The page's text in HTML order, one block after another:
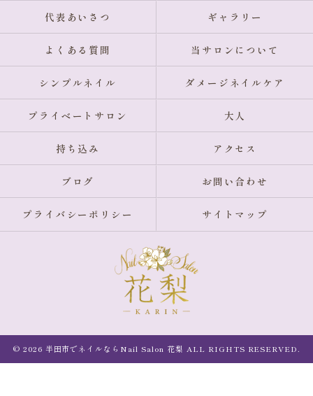
代表あいさつ ギャラリー
よくある質問 当サロンについて
シンプルネイル ダメージネイルケア
プライベートサロン 大人
持ち込み アクセス
ブログ お問い合わせ
プライバシーポリシー サイトマップ
© 2026 半田市でネイルならNail Salon 花梨 ALL RIGHTS RESERVED.